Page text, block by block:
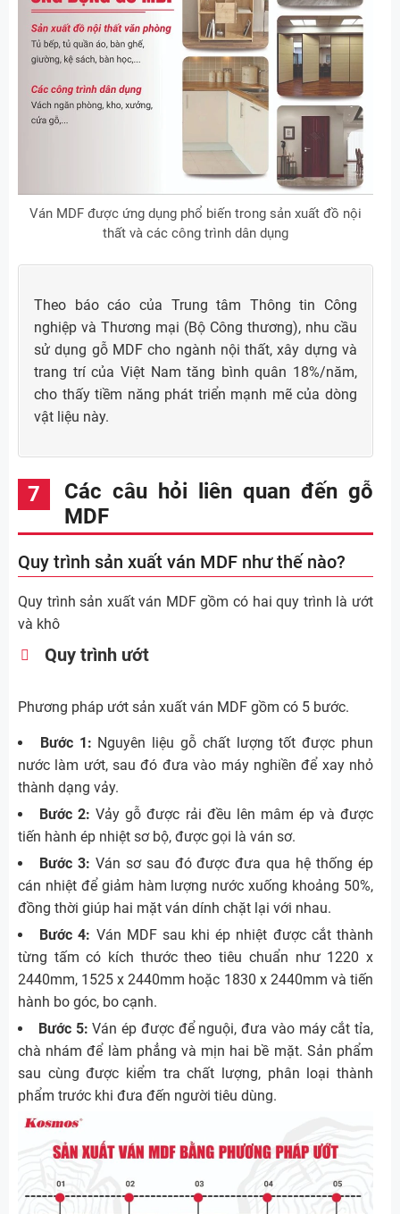
Ván MDF được ứng dụng phổ biến trong sản xuất đồ nội
thất và các công trình dân dụng
Theo báo cáo của Trung tâm Thông tin Công
nghiệp và Thương mại (Bộ Công thương), nhu cầu
sử dụng gỗ MDF cho ngành nội thất, xây dựng và
trang trí của Việt Nam tăng bình quân 18%/năm,
cho thấy tiềm năng phát triển mạnh mẽ của dòng
vật liệu này.
Các câu hỏi liên quan đến gỗ
MDF
Quy trình sản xuất ván MDF như thế nào?
Quy trình sản xuất ván MDF gồm có hai quy trình là ướt
và khô
Quy trình ướt
Phương pháp ướt sản xuất ván MDF gồm có 5 bước.
Bước 1: Nguyên liệu gỗ chất lượng tốt được phun
nước làm ướt, sau đó đưa vào máy nghiền để xay nhỏ
thành dạng vảy.
Bước 2: Vảy gỗ được rải đều lên mâm ép và được
tiến hành ép nhiệt sơ bộ, được gọi là ván sơ.
Bước 3: Ván sơ sau đó được đưa qua hệ thống ép
cán nhiệt để giảm hàm lượng nước xuống khoảng 50%,
đồng thời giúp hai mặt ván dính chặt lại với nhau.
Bước 4: Ván MDF sau khi ép nhiệt được cắt thành
từng tấm có kích thước theo tiêu chuẩn như 1220 x
2440mm, 1525 x 2440mm hoặc 1830 x 2440mm và tiến
hành bo góc, bo cạnh.
Bước 5: Ván ép được để nguội, đưa vào máy cắt tỉa,
chà nhám để làm phẳng và mịn hai bề mặt. Sản phẩm
sau cùng được kiểm tra chất lượng, phân loại thành
phẩm trước khi đưa đến người tiêu dùng.